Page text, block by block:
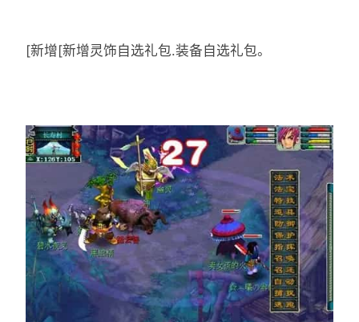
[新增[新增灵饰自选礼包.装备自选礼包。